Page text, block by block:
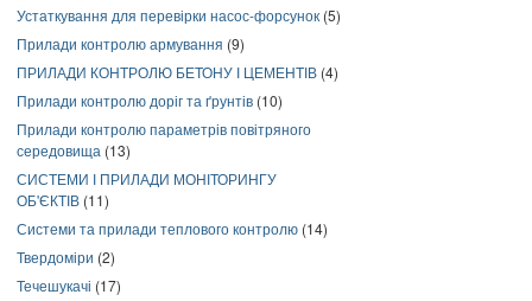
Устаткування для перевірки насос-форсунок (5)
Прилади контролю армування (9)
ПРИЛАДИ КОНТРОЛЮ БЕТОНУ І ЦЕМЕНТІВ (4)
Прилади контролю доріг та ґрунтів (10)
Прилади контролю параметрів повітряного
середовища (13)
СИСТЕМИ І ПРИЛАДИ МОНІТОРИНГУ
ОБ'ЄКТІВ (11)
Системи та прилади теплового контролю (14)
Твердоміри (2)
Течешукачі (17)